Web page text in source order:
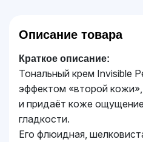
Описание товара
Краткое описание:
Тональный крем Invisible
эффектом «второй
и придаёт коже
гладкости.
Его флюидная,